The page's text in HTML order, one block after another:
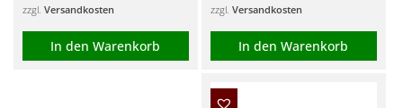
zzgl. Versandkosten
In den Warenkorb
zzgl. Versandkosten
In den Warenkorb